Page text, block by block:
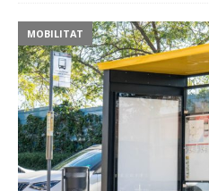
MOBILITAT